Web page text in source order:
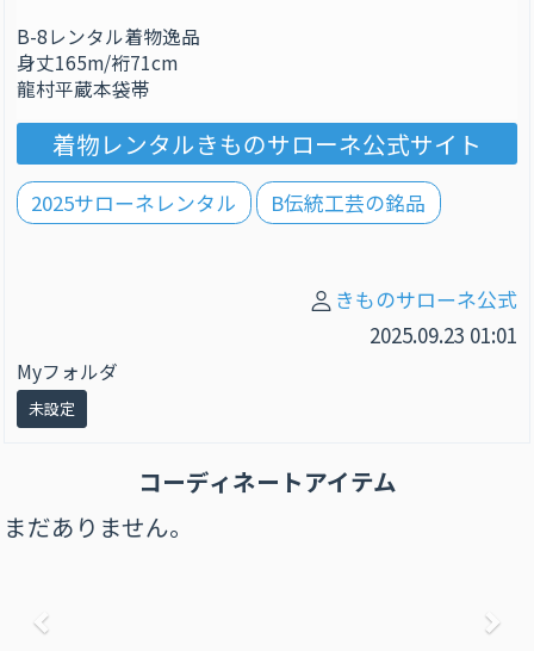
B-8レンタル着物逸品
身丈165m/裄71cm
龍村平蔵本袋帯
着物レンタルきものサローネ公式サイト
2025サローネレンタル B伝統工芸の銘品
きものサローネ公式
2025.09.23 01:01
Myフォルダ
未設定
コーディネートアイテム
まだありません。